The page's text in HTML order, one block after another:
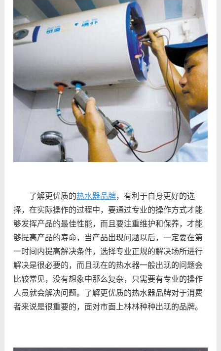
了解更优质的热水器品牌，有利于自身更好的选
择，在实际操作的过程中，要通过专业的操作方式才能
够发挥产品的最佳性能，而且要注重维护和保养，才能
够提高产品的寿命，当产品出现问题以后，一定要在第
一时间内提高解决条件，选择专业正规的解决场所进行
解决是很必要的，而且现在的热水器一般出现的问题会
比较常见，没有想象中那么复杂，只需要有专业的操作
人员就会解决问题。了解更优质的热水器品牌对于消费
者来说是很重要的，面对市面上林林种种出现的品牌。